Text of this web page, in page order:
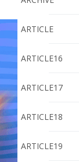
ARTICLE
ARTICLE16
ARTICLE17
ARTICLE18
ARTICLE19